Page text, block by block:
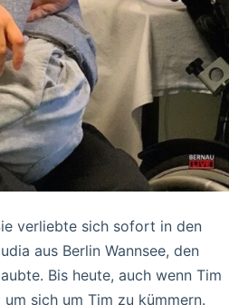
verliebte sich sofort in den
aus Berlin Wannsee, den
Bis heute, auch wenn Tim
sich um Tim zu kümmern.